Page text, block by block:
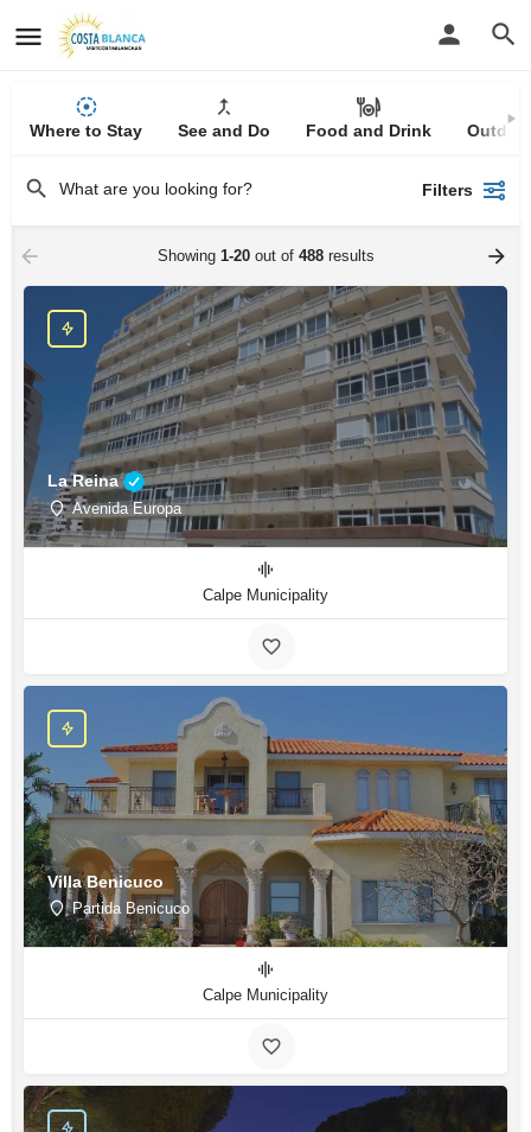
Where to Stay See and Do Food and Drink
Filters
Showing 1-20out of 488results
La Reina
Avenida Europa
Calpe Municipality
Villa Benicuco
Partida Benicuco
Calpe Municipality